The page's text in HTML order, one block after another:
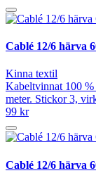
Cablé 12/6 härva
Kinna textil
Kabeltvinnat 100 %
meter. Stickor 3,
99 kr
Cablé 12/6 härva